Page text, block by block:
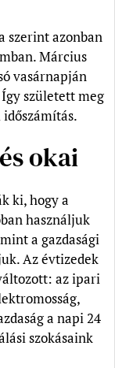
szerint azonban
Március
vasárnapján
született meg
okai
ki, hogy a
használjuk
a gazdasági
Az évtizedek
az ipari
a napi 24
szokásaink